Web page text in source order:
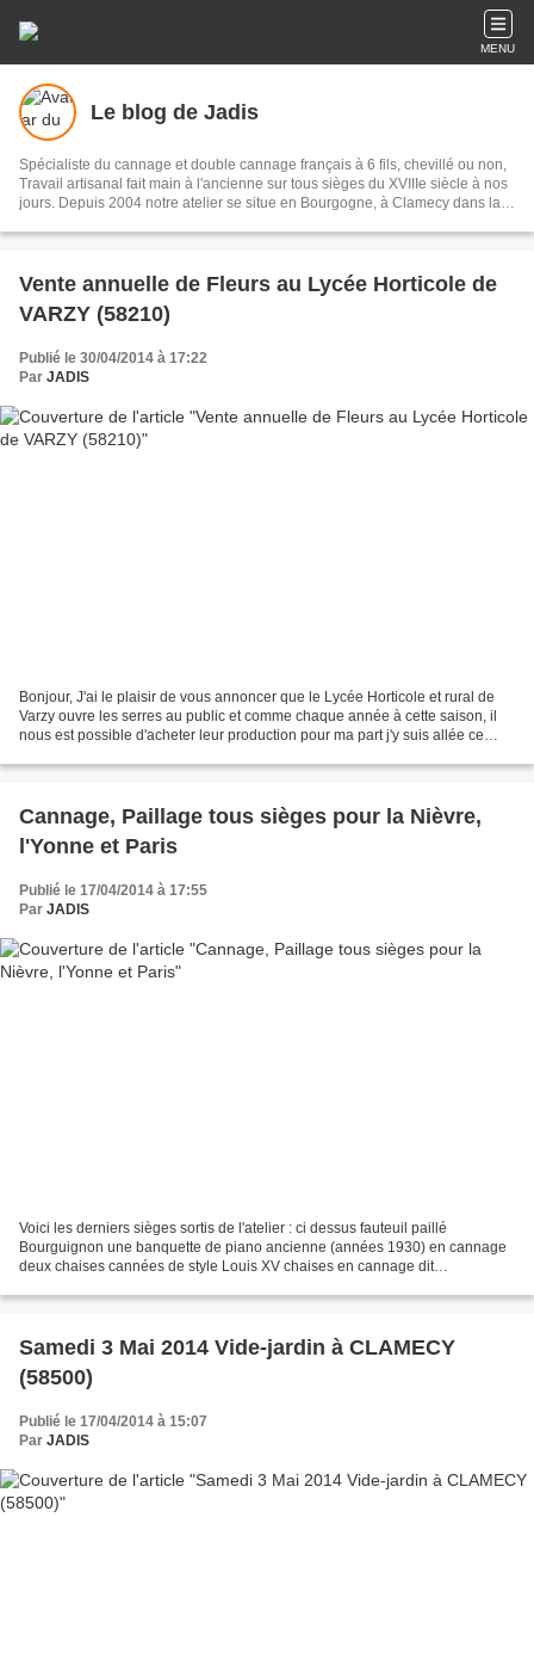
MENU
Le blog de Jadis
Spécialiste du cannage et double cannage français à 6 fils, chevillé ou non,
Travail artisanal fait main à l'ancienne sur tous sièges du XVIIIe siècle à nos
jours. Depuis 2004 notre atelier se situe en Bourgogne, à Clamecy dans la
tapissiers, antiquaires, décorateurs. A bientôt et bonne visite du Blog de
Vente annuelle de Fleurs au Lycée Horticole de
VARZY (58210)
Publié le 30/04/2014 à 17:22
Par JADIS
Bonjour, J'ai le plaisir de vous annoncer que le Lycée Horticole et rural de
Varzy ouvre les serres au public et comme chaque année à cette saison, il
nous est possible d'acheter leur production pour ma part j'y suis allée ce
Cannage, Paillage tous sièges pour la Nièvre,
l'Yonne et Paris
Publié le 17/04/2014 à 17:55
Par JADIS
Voici les derniers sièges sortis de l'atelier : ci dessus fauteuil paillé
Bourguignon une banquette de piano ancienne (années 1930) en cannage
deux chaises cannées de style Louis XV chaises en cannage dit
Samedi 3 Mai 2014 Vide-jardin à CLAMECY
(58500)
Publié le 17/04/2014 à 15:07
Par JADIS